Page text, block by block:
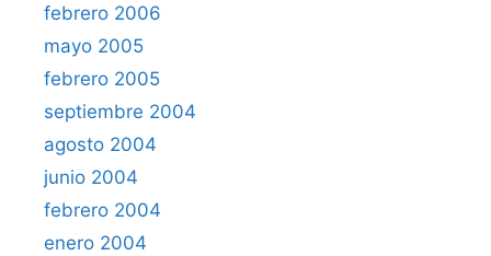
febrero 2006
mayo 2005
febrero 2005
septiembre 2004
agosto 2004
junio 2004
febrero 2004
enero 2004